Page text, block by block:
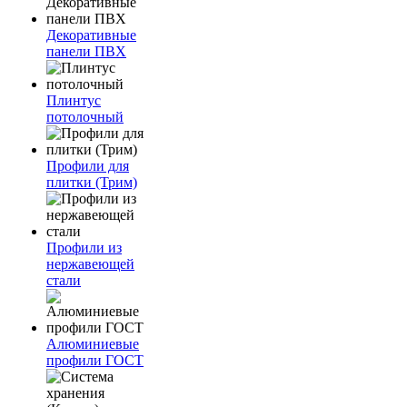
Декоративные
панели ПВХ
Плинтус
потолочный
Профили для
плитки (Трим)
Профили из
нержавеющей
стали
Алюминиевые
профили ГОСТ